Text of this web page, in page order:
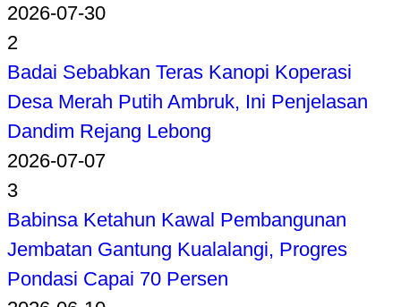
2026-07-30
2
Badai Sebabkan Teras Kanopi Koperasi
Desa Merah Putih Ambruk, Ini Penjelasan
Dandim Rejang Lebong
2026-07-07
3
Babinsa Ketahun Kawal Pembangunan
Jembatan Gantung Kualalangi, Progres
Pondasi Capai 70 Persen